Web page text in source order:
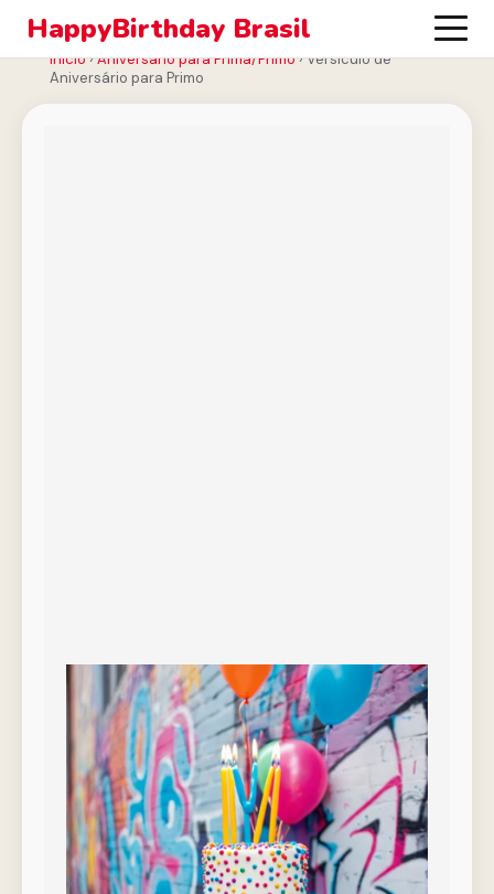
HappyBirthday Brasil
Início›Aniversário para Prima/Primo›Versículo de
Aniversário para Primo